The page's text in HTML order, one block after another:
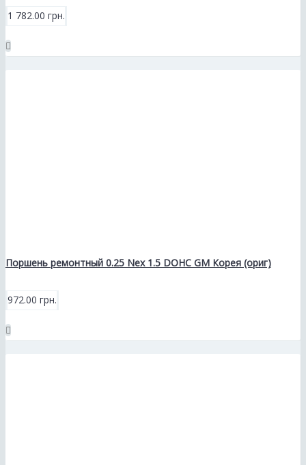
1 782.00 грн.
Поршень ремонтный 0.25 Neх 1.5 DOHC GM Корея (ориг)
972.00 грн.